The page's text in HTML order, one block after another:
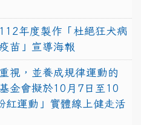
年度製作「杜絕狂犬病
苗」宣導海報
視，並養成規律運動的
金會擬於10月7日至10
紅運動」實體線上健走活